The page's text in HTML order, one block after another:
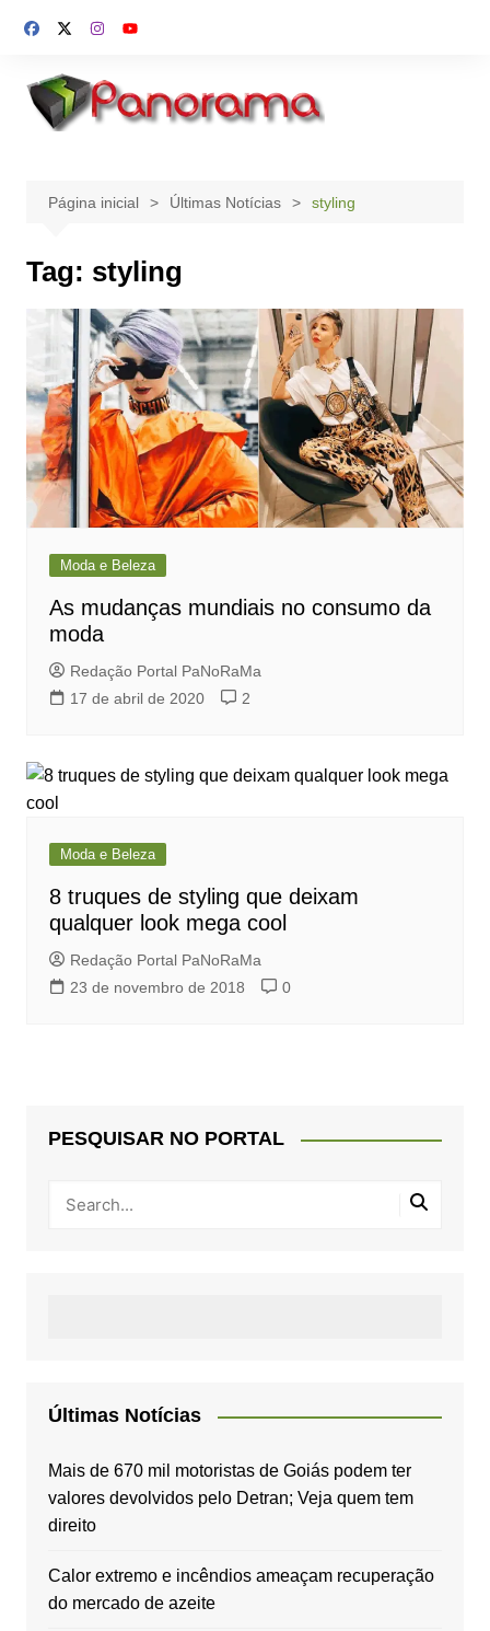
para
conteúdo
Página inicial Últimas Notícias styling
Tag: styling
Moda e Beleza
As mudanças mundiais no consumo da
moda
Redação Portal PaNoRaMa
17 de abril de 2020
2
Moda e Beleza
8 truques de styling que deixam
qualquer look mega cool
Redação Portal PaNoRaMa
23 de novembro de 2018
0
PESQUISAR NO PORTAL
Últimas Notícias
Mais de 670 mil motoristas de Goiás podem ter
valores devolvidos pelo Detran; Veja quem tem
direito
Calor extremo e incêndios ameaçam recuperação
do mercado de azeite